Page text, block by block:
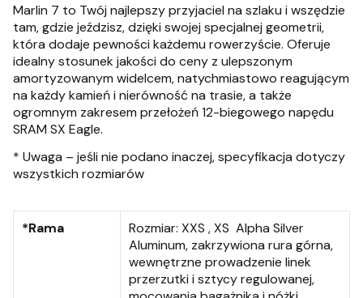
Marlin 7 to Twój najlepszy przyjaciel na szlaku i wszędzie
tam, gdzie jeździsz, dzięki swojej specjalnej geometrii,
która dodaje pewności każdemu rowerzyście. Oferuje
idealny stosunek jakości do ceny z ulepszonym
amortyzowanym widelcem, natychmiastowo reagującym
na każdy kamień i nierówność na trasie, a także
ogromnym zakresem przełożeń 12-biegowego napędu
SRAM SX Eagle.
* Uwaga – jeśli nie podano inaczej, specyfikacja dotyczy
wszystkich rozmiarów
*Rama Rozmiar: XXS , XS Alpha Silver
Aluminum, zakrzywiona rura górna,
wewnętrzne prowadzenie linek
przerzutki i sztycy regulowanej,